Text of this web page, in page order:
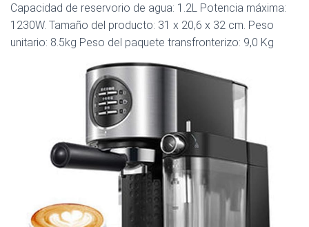
Capacidad de reservorio de agua: 1.2L Potencia máxima:
1230W. Tamaño del producto: 31 x 20,6 x 32 cm. Peso
unitario: 8.5kg Peso del paquete transfronterizo: 9,0 Kg